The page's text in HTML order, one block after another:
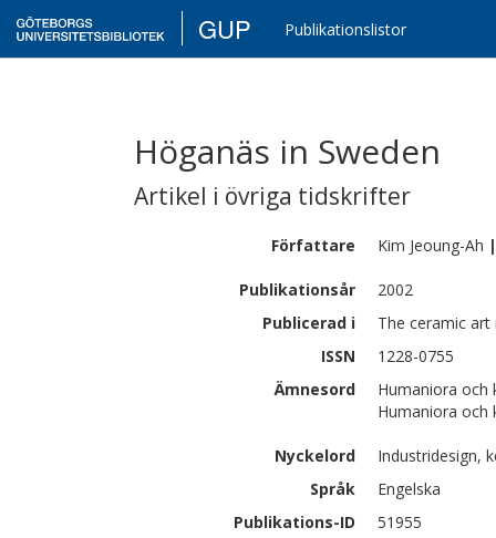
GUP Publikationslistor
Höganäs in Sweden
Artikel i övriga tidskrifter
Författare Kim Jeoung-Ah |
Publikationsår
2002
Publicerad i
The ceramic
ISSN
1228-0755
Ämnesord
Humaniora
Humaniora
Nyckelord
Industridesign,
Språk
Engelska
Publikations-ID
51955